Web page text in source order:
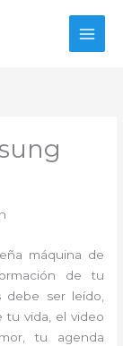
máquina de
de tu
ser leído,
tu vida, el video
tu agenda